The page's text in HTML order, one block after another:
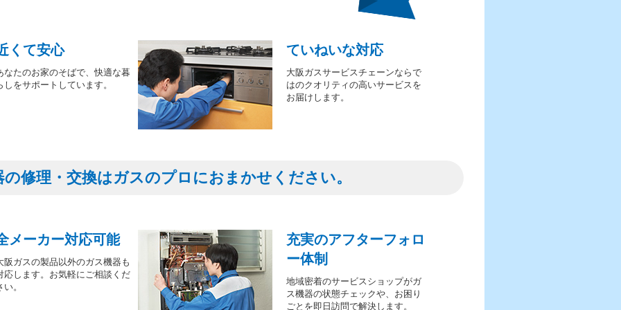
くて安心
なたのお家のそばで、快適な暮
しをサポートしています。
ていねいな対応
大阪ガスサービスチェーンならで
はのクオリティの高いサービスを
お届けします。
の修理・交換はガスのプロにおまかせください。
メーカー対応可能
阪ガスの製品以外のガス機器も
応します。お気軽にご相談くだ
い。
充実のアフターフォロ
ー体制
地域密着のサービスショップがガ
ス機器の状態チェックや、お困り
ごとを即日訪問で解決します。